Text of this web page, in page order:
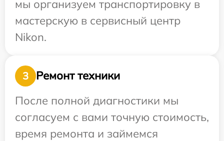
мы организуем транспортировку в
мастерскую в сервисный центр
Nikon.
3
Ремонт техники
После полной диагностики мы
согласуем с вами точную стоимость,
время ремонта и займемся